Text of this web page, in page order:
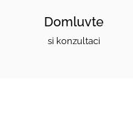
Domluvte
si konzultaci